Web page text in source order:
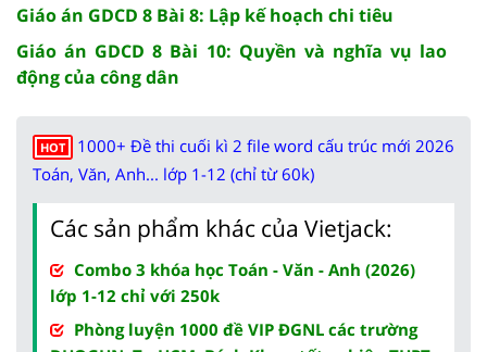
Giáo án GDCD 8 Bài 8: Lập kế hoạch chi tiêu
Giáo án GDCD 8 Bài 10: Quyền và nghĩa vụ lao
động của công dân
HOT
1000+ Đề thi cuối kì 2 file word cấu trúc mới 2026
Toán, Văn, Anh... lớp 1-12 (chỉ từ 60k)
Các sản phẩm khác của Vietjack:
Combo 3 khóa học Toán - Văn - Anh (2026)
lớp 1-12 chỉ với 250k
Phòng luyện 1000 đề VIP ĐGNL các trường